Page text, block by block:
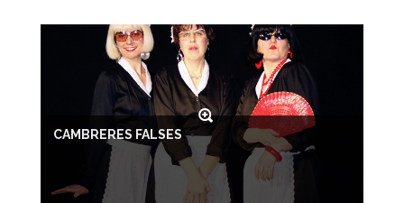
CAMBRERES FALSES